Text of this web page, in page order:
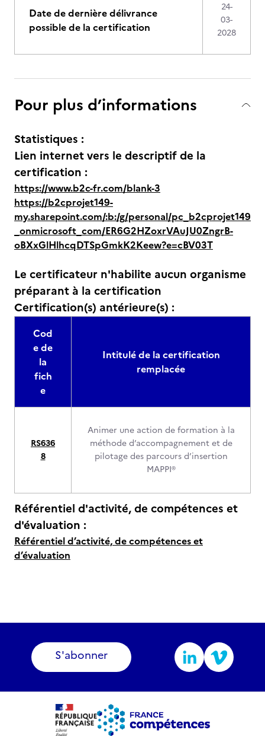
Date de dernière délivrance
possible de la certification
24-
03-
2028
Pour plus d’informations
Statistiques :
Lien internet vers le descriptif de la
certification :
https://www.b2c-fr.com/blank-3
https://b2cprojet149-
my.sharepoint.com/:b:/g/personal/pc_b2cprojet149
_onmicrosoft_com/ER6G2HZoxrVAuJU0ZngrB-
oBXxGlHlhcqDTSpGmkK2Keew?e=cBV03T
Le certificateur n'habilite aucun organisme
préparant à la certification
Certification(s) antérieure(s) :
Cod
e de
la
fich
e
Intitulé de la certification
remplacée
RS636
8
Animer une action de formation à la
méthode d’accompagnement et de
pilotage des parcours d’insertion
MAPPI®
Référentiel d'activité, de compétences et
d'évaluation :
Référentiel d’activité, de compétences et
d’évaluation
S'abonner